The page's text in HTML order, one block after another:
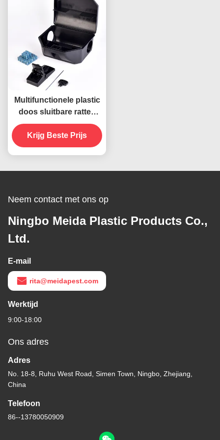
Multifunctionele plastic
doos sluitbare ratten
muizen muisval
lokaasstation met
ruimte voor veerval en
Krijg Beste Prijs
Neem contact met ons op
Ningbo Meida Plastic Products Co.,
Ltd.
E-mail
rita@meidapest.com
Werktijd
9:00-18:00
Ons adres
Adres
No. 18-8, Ruhu West Road, Simen Town, Ningbo, Zhejiang,
China
Telefoon
86--13780050909